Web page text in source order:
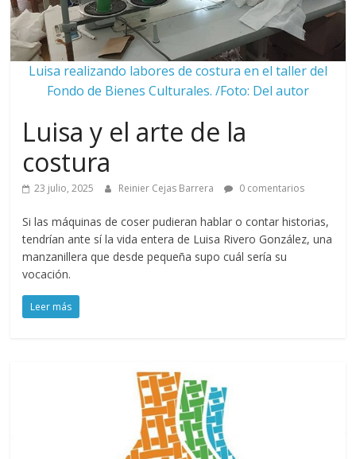
Luisa realizando labores de costura en el taller del
Fondo de Bienes Culturales. /Foto: Del autor
Luisa y el arte de la
costura
23 julio, 2025 Reinier Cejas Barrera 0 comentarios
Si las máquinas de coser pudieran hablar o contar historias,
tendrían ante sí la vida entera de Luisa Rivero González, una
manzanillera que desde pequeña supo cuál sería su
vocación.
Leer más